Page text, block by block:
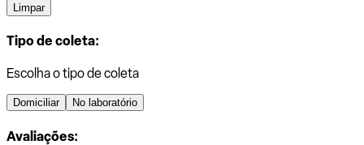
Limpar
Tipo de coleta:
Escolha o tipo de coleta
Domiciliar No laboratório
Avaliações: